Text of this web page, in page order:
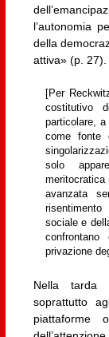
l’autonomia
della
attiva» (p. 27).
[Per
costitutivo
particolare,
come fonte
solo
meritocratica
avanzata
sociale e
privazione
Nella tarda
soprattutto
piattaforme